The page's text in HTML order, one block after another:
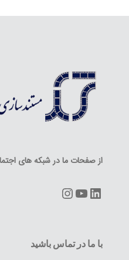
از صفحات ما در شبکه های
LinkedIn
YouTube
Instagram
با ما در تماس باشید